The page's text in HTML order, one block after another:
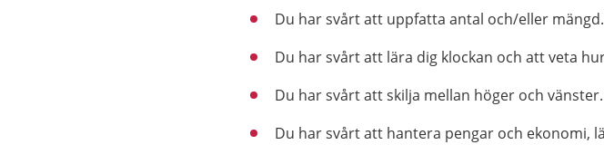
Du har svårt att uppfatta antal och/eller mängd.
Du har svårt att lära dig klockan och att veta
Du har svårt att skilja mellan höger och vänster.
Du har svårt att hantera pengar och ekonomi,